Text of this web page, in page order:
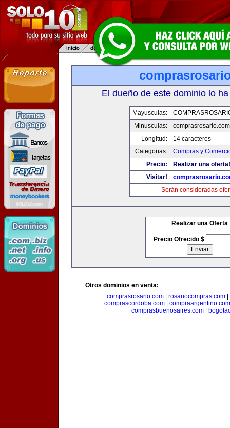
El dueño de este dominio lo
Mayusculas:
Minusculas:
comprasrosario.com
Longitud:
14 caracteres
Categorias:
Compras y
Precio:
Realizar una oferta!
Visitar!
Serán consideradas
Realizar una Oferta
Precio Ofrecido $
Otros dominios en venta:
comprasrosario.com
rosariocompras.com
comprascordoba.com
compraargentino.com
comprasbuenosaires.com|